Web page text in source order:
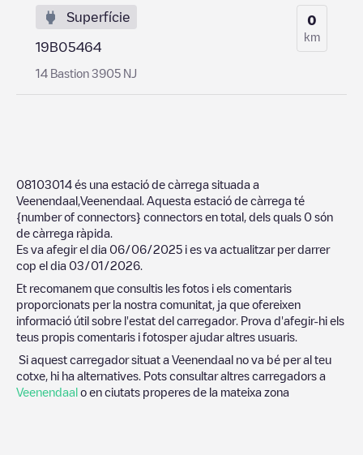
Superfície
19B05464
14 Bastion 3905 NJ
0
km
08103014 és una estació de càrrega situada a
Veenendaal Veenendaal . Aquesta estació de càrrega té
{number of connectors} connectors en total, dels quals 0 són
de càrrega ràpida.
Es va afegir el dia 06/06/2025 i es va actualitzar per darrer
cop el dia 03/01/2026
Et recomanem que consultis les fotos i els comentaris
proporcionats per la nostra comunitat, ja que ofereixen
informació útil sobre l'estat del carregador. Prova d'afegir-hi els
teus propis comentaris i fotosper ajudar altres usuaris.
Si aquest carregador situat a Veenendaal no va bé per al teu
cotxe, hi ha alternatives. Pots consultar altres carregadors a
Veenendaal o en ciutats properes de la mateixa zona